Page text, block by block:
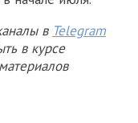
в Telegram
в курсе